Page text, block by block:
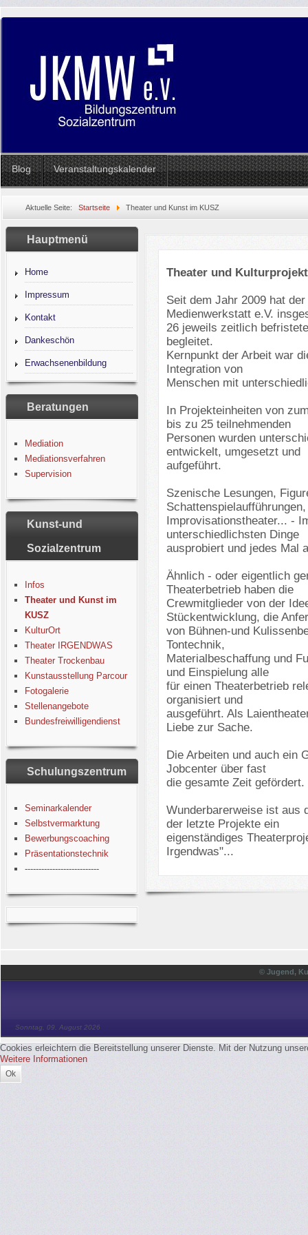
Blog Veranstaltungskalender
Aktuelle Seite: Startseite Theater und Kunst im KUSZ
Hauptmenü
Home
Impressum
Kontakt
Dankeschön
Erwachsenenbildung
Beratungen
Mediation
Mediationsverfahren
Supervision
Kunst-und
Sozialzentrum
Infos
Theater und Kunst im
KUSZ
KulturOrt
Theater IRGENDWAS
Theater Trockenbau
Kunstausstellung Parcour
Fotogalerie
Stellenangebote
Bundesfreiwilligendienst
Schulungszentrum
Seminarkalender
Selbstvermarktung
Bewerbungscoaching
Präsentationstechnik
---------------------------
Theater und
Seit dem Jahr 2009 hat
Medienwerkstatt e.V.
26 jeweils zeitlich
begleitet.
Kernpunkt der Arbeit war
Integration von
Menschen mit
In Projekteinheiten von
bis zu 25 teilnehmenden
Personen wurden
entwickelt, umgesetzt und
aufgeführt.
Szenische Lesungen,
Schattenspielaufführungen,
Improvisationstheater... -
unterschiedlichsten Dinge
ausprobiert und jedes Mal
Ähnlich - oder eigentlich
Theaterbetrieb haben die
Crewmitglieder von der
Stückentwicklung, die
von Bühnen-und
Tontechnik,
Materialbeschaffung und
und Einspielung alle
für einen Theaterbetrieb
organisiert und
ausgeführt. Als
Liebe zur Sache.
Die Arbeiten und auch ein
Jobcenter über fast
die gesamte Zeit gefördert.
Wunderbarerweise ist aus
der letzte Projekte ein
eigenständiges
Irgendwas"...
© Jugend,
Sonntag, 09. August 2026
Cookies erleichtern die Bereitstellung unserer Dienste. Mit der Nutzung
Weitere Informationen
Ok